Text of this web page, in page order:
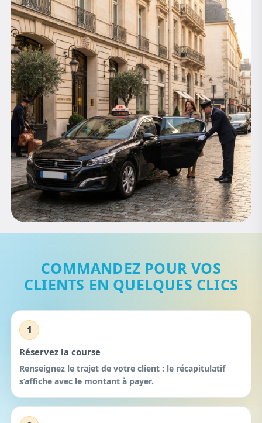
COMMANDEZ POUR VOS
CLIENTS EN QUELQUES CLICS
1
Réservez la course
Renseignez le trajet de votre client : le récapitulatif
s’affiche avec le montant à payer.